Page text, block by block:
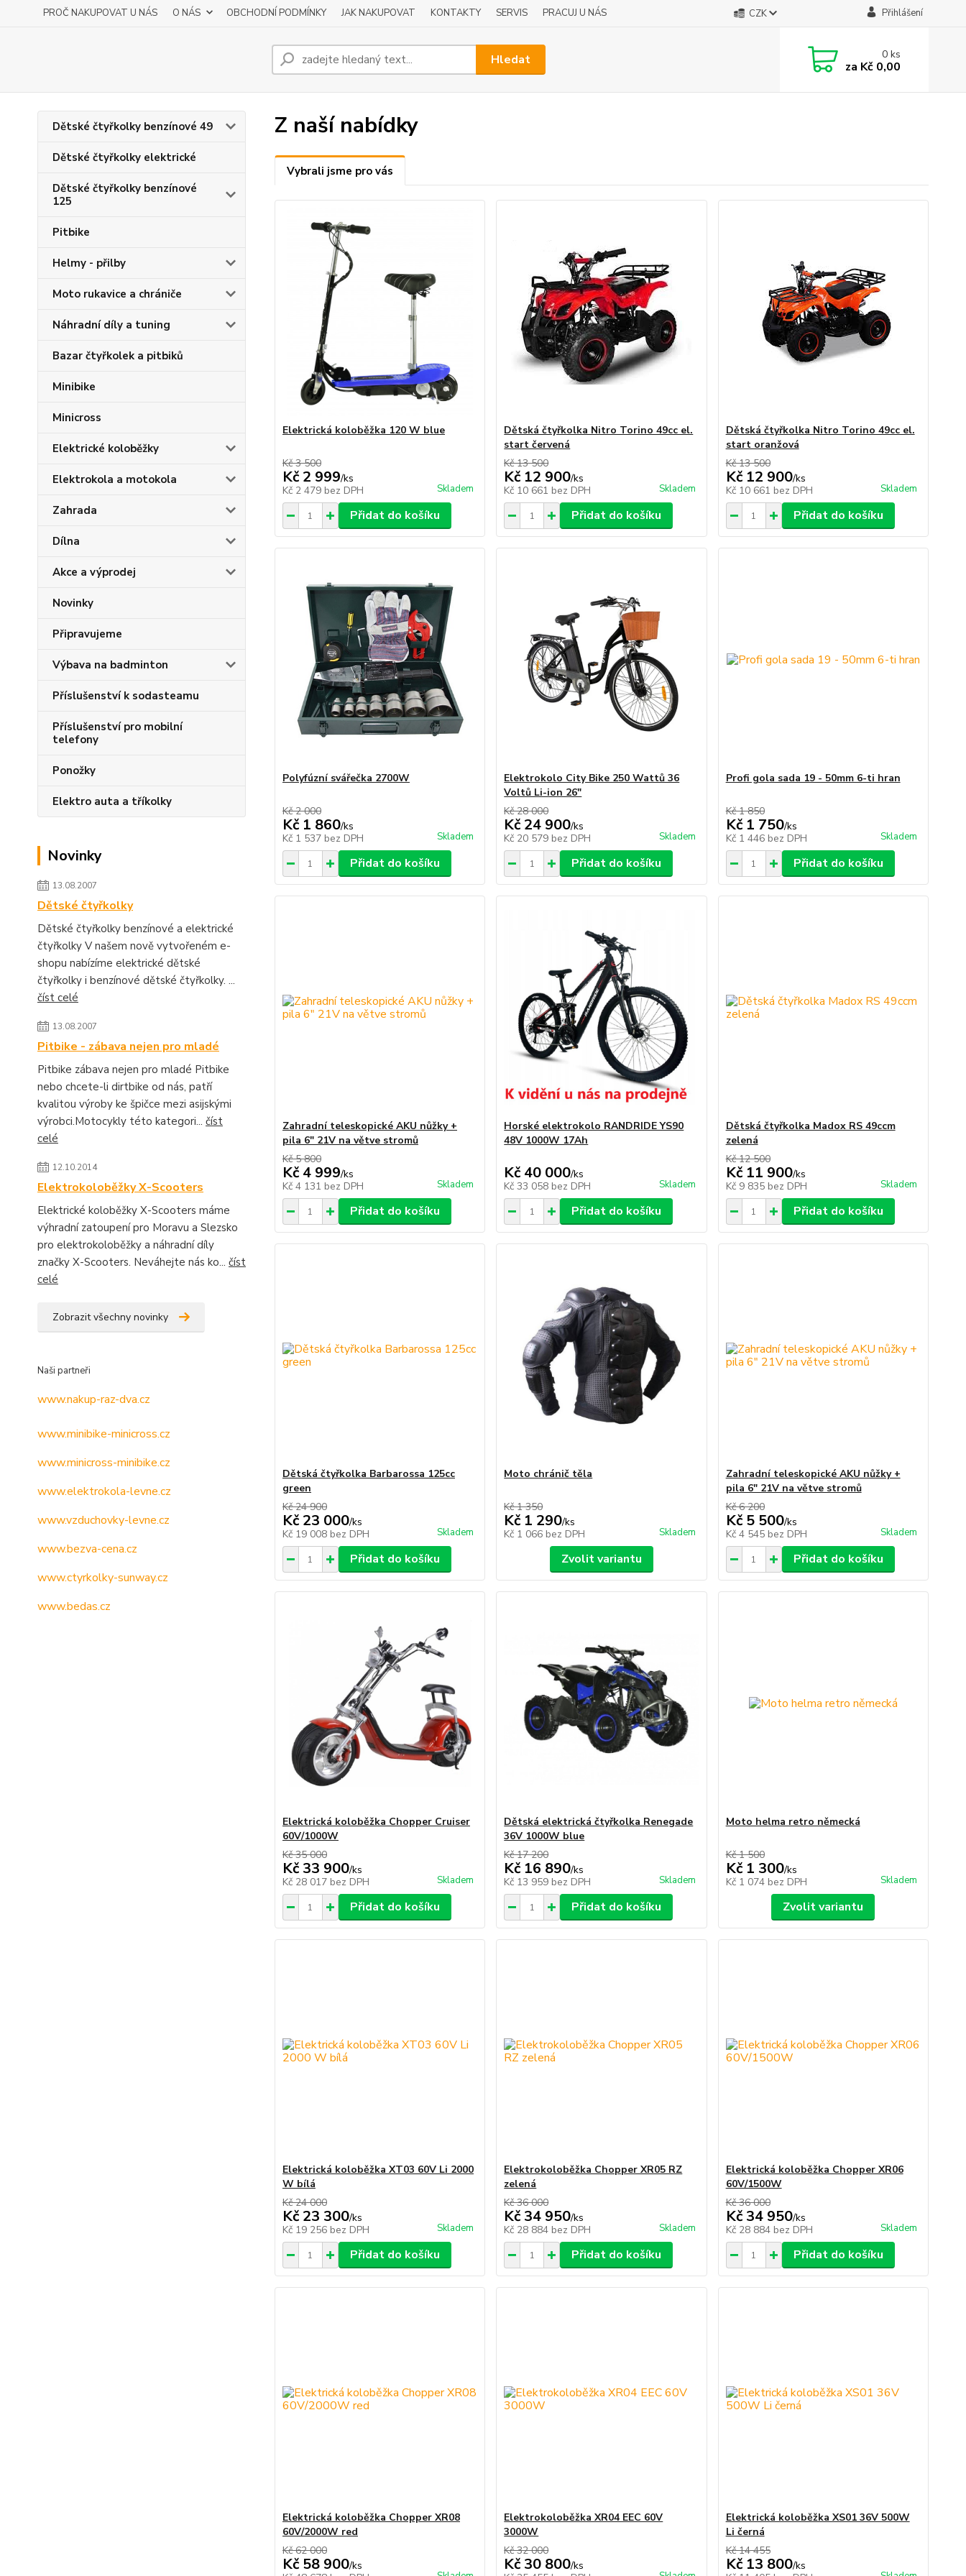
PROČ NAKUPOVAT U NÁS O NÁS OBCHODNÍ PODMÍNKY JAK NAKUPOVAT KONTAKTY SERVIS PRACUJ U NÁS CZK Přihlášení
Hledat 0ks
za Kč 0,00
Dětské čtyřkolky benzínové 49
Dětské čtyřkolky elektrické
Dětské čtyřkolky benzínové
125
Pitbike
Helmy - přilby
Moto rukavice a chrániče
Náhradní díly a tuning
Bazar čtyřkolek a pitbiků
Minibike
Minicross
Elektrické koloběžky
Elektrokola a motokola
Zahrada
Dílna
Akce a výprodej
Novinky
Připravujeme
Výbava na badminton
Příslušenství k sodasteamu
Příslušenství pro mobilní
telefony
Ponožky
Elektro auta a tříkolky
Novinky
13.08.2007
Dětské čtyřkolky
Dětské čtyřkolky benzínové a elektrické
čtyřkolky V našem nově vytvořeném e-
shopu nabízíme elektrické dětské
čtyřkolky i benzínové dětské čtyřkolky. ...
číst celé
13.08.2007
Pitbike - zábava nejen pro mladé
Pitbike zábava nejen pro mladé Pitbike
nebo chcete-li dirtbike od nás, patří
kvalitou výroby ke špičce mezi asijskými
výrobci.Motocykly této kategori... číst
celé
12.10.2014
Elektrokoloběžky X-Scooters
Elektrické koloběžky X-Scooters máme
výhradní zatoupení pro Moravu a Slezsko
pro elektrokoloběžky a náhradní díly
značky X-Scooters. Neváhejte nás ko... číst
celé
Zobrazit všechny novinky
Naši partneři
www.nakup-raz-dva.cz
www.minibike-minicross.cz
www.minicross-minibike.cz
www.elektrokola-levne.cz
www.vzduchovky-levne.cz
www.bezva-cena.cz
www.ctyrkolky-sunway.cz
www.bedas.cz
Z naší nabídky
Vybrali jsme pro vás
Elektrická koloběžka 120 W blue
Kč 3 500
Kč 2 999/ks
Kč 2 479 bez DPH Skladem
Přidat do košíku
Dětská čtyřkolka Nitro Torino 49cc el.
start červená
Kč 13 500
Kč 12 900/ks
Kč 10 661 bez DPH Skladem
Přidat do košíku
Dětská čtyřkolka Nitro Torino 49cc el.
start oranžová
Kč 13 500
Kč 12 900/ks
Kč 10 661 bez DPH Skladem
Přidat do košíku
Polyfúzní svářečka 2700W
Kč 2 000
Kč 1 860/ks
Kč 1 537 bez DPH Skladem
Přidat do košíku
Elektrokolo City Bike 250 Wattů 36
Voltů Li-ion 26"
Kč 28 000
Kč 24 900/ks
Kč 20 579 bez DPH Skladem
Přidat do košíku
Profi gola sada 19 - 50mm 6-ti hran
Kč 1 850
Kč 1 750/ks
Kč 1 446 bez DPH Skladem
Přidat do košíku
Zahradní teleskopické AKU nůžky +
pila 6" 21V na větve stromů
Kč 5 800
Kč 4 999/ks
Kč 4 131 bez DPH Skladem
Přidat do košíku
Horské elektrokolo RANDRIDE YS90
48V 1000W 17Ah
Kč 40 000/ks
Kč 33 058 bez DPH Skladem
Přidat do košíku
Dětská čtyřkolka Madox RS 49ccm
zelená
Kč 12 500
Kč 11 900/ks
Kč 9 835 bez DPH Skladem
Přidat do košíku
Dětská čtyřkolka Barbarossa 125cc
green
Kč 24 900
Kč 23 000/ks
Kč 19 008 bez DPH Skladem
Přidat do košíku
Moto chránič těla
Kč 1 350
Kč 1 290/ks
Kč 1 066 bez DPH Skladem
Zvolit variantu
Zahradní teleskopické AKU nůžky +
pila 6" 21V na větve stromů
Kč 6 200
Kč 5 500/ks
Kč 4 545 bez DPH Skladem
Přidat do košíku
Elektrická koloběžka Chopper Cruiser
60V/1000W
Kč 35 000
Kč 33 900/ks
Kč 28 017 bez DPH Skladem
Přidat do košíku
Dětská elektrická čtyřkolka Renegade
36V 1000W blue
Kč 17 200
Kč 16 890/ks
Kč 13 959 bez DPH Skladem
Přidat do košíku
Moto helma retro německá
Kč 1 500
Kč 1 300/ks
Kč 1 074 bez DPH Skladem
Zvolit variantu
Elektrická koloběžka XT03 60V Li 2000
W bílá
Kč 24 000
Kč 23 300/ks
Kč 19 256 bez DPH Skladem
Přidat do košíku
Elektrokoloběžka Chopper XR05 RZ
zelená
Kč 36 000
Kč 34 950/ks
Kč 28 884 bez DPH Skladem
Přidat do košíku
Elektrická koloběžka Chopper XR06
60V/1500W
Kč 36 000
Kč 34 950/ks
Kč 28 884 bez DPH Skladem
Přidat do košíku
Elektrická koloběžka Chopper XR08
60V/2000W red
Kč 62 000
Kč 58 900/ks
Elektrokoloběžka XR04 EEC 60V
3000W
Kč 32 000
Kč 30 800/ks
Elektrická koloběžka XS01 36V 500W
Li černá
Kč 14 455
Kč 13 800/ks